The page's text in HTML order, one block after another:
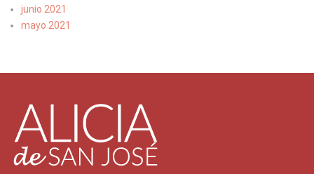
junio 2021
mayo 2021